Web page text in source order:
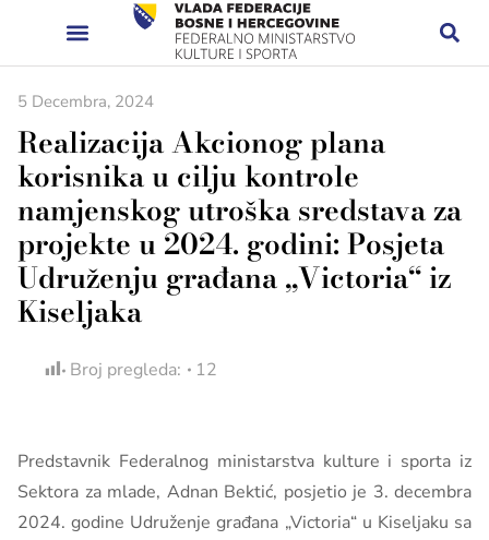
5 Decembra, 2024
Realizacija Akcionog plana
korisnika u cilju kontrole
namjenskog utroška sredstava za
projekte u 2024. godini: Posjeta
Udruženju građana „Victoria“ iz
Kiseljaka
Broj pregleda: 12
Predstavnik Federalnog ministarstva kulture i sporta iz
Sektora za mlade, Adnan Bektić, posjetio je 3. decembra
2024. godine Udruženje građana „Victoria“ u Kiseljaku sa